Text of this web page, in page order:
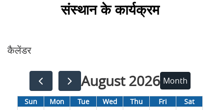
संस्थान के कार्यक्रम
कैलेंडर
August 2026 Month
Sun Mon Tue Wed Thu Fri Sat